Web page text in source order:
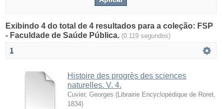
Exibindo 4 do total de 4 resultados para a coleção: FSP
- Faculdade de Saúde Pública. (0.119 segundos)
1
Histoire des progrès des sciences
naturelles. V. 4.
Cuvier, Georges ( Librairie Encyclopédique de Roret
1834)